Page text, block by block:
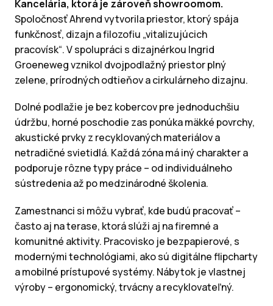
Kancelária, ktorá je zároveň showroomom.
Spoločnosť Ahrend vytvorila priestor, ktorý spája
funkčnosť, dizajn a filozofiu „vitalizujúcich
pracovísk“. V spolupráci s dizajnérkou Ingrid
Groeneweg vznikol dvojpodlažný priestor plný
zelene, prírodných odtieňov a cirkulárneho dizajnu.
Dolné podlažie je bez kobercov pre jednoduchšiu
údržbu, horné poschodie zas ponúka mäkké povrchy,
akustické prvky z recyklovaných materiálov a
netradičné svietidlá. Každá zóna má iný charakter a
podporuje rôzne typy práce – od individuálneho
sústredenia až po medzinárodné školenia.
Zamestnanci si môžu vybrať, kde budú pracovať –
často aj na terase, ktorá slúži aj na firemné a
komunitné aktivity. Pracovisko je bezpapierové, s
modernými technológiami, ako sú digitálne flipcharty
a mobilné prístupové systémy. Nábytok je vlastnej
výroby – ergonomický, trvácny a recyklovateľný.